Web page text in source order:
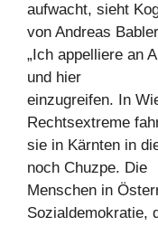
aufwacht, sieht
von Andreas
„Ich appelliere an
und hier
einzugreifen. In
Rechtsextreme
sie in Kärnten in
noch Chuzpe. Die
Menschen in
Sozialdemokratie,